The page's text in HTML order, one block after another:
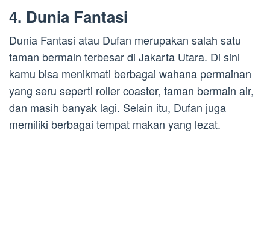
4. Dunia Fantasi
Dunia Fantasi atau Dufan merupakan salah satu
taman bermain terbesar di Jakarta Utara. Di sini
kamu bisa menikmati berbagai wahana permainan
yang seru seperti roller coaster, taman bermain air,
dan masih banyak lagi. Selain itu, Dufan juga
memiliki berbagai tempat makan yang lezat.